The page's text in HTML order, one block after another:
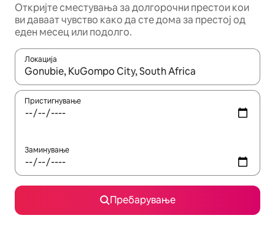
Откријте сместувања за долгорочни престои кои
ви даваат чувство како да сте дома за престој од
еден месец или подолго.
Локација
Кога резултатите се достапни, движете се со копчињата
Пристигнување
Заминување
Пребарување